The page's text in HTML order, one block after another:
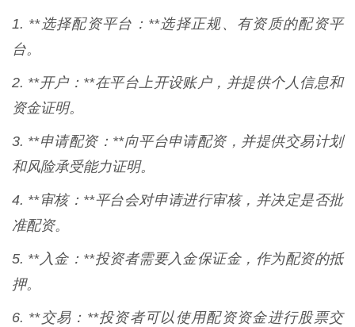
1. **选择配资平台：**选择正规、有资质的配资平
台。
2. **开户：**在平台上开设账户，并提供个人信息和
资金证明。
3. **申请配资：**向平台申请配资，并提供交易计划
和风险承受能力证明。
4. **审核：**平台会对申请进行审核，并决定是否批
准配资。
5. **入金：**投资者需要入金保证金，作为配资的抵
押。
6. **交易：**投资者可以使用配资资金进行股票交